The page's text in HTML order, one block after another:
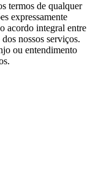
termos de qualquer
expressamente
acordo integral entre
nossos serviços.
ou entendimento